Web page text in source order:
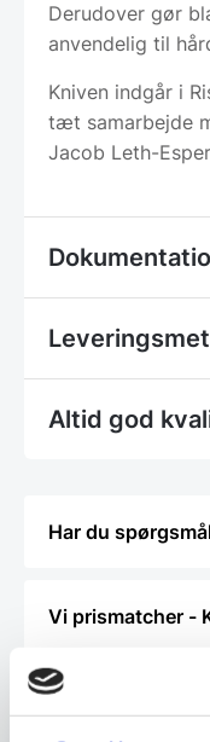
Derudover gør
anvendelig til
Kniven indgår i
tæt samarbejde
Jacob Leth-
Altid god
Har du
Vi prismatcher -